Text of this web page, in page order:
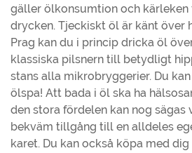
gäller ölkonsumtion och kärleken
drycken. Tjeckiskt öl är känt över
Prag kan du i princip dricka öl
klassiska pilsnern till betydligt
stans alla mikrobryggerier. Du
ölspa! Att bada i öl ska ha
den stora fördelen kan nog sägas
bekväm tillgång till en alldeles
karet. Du kan också köpa med